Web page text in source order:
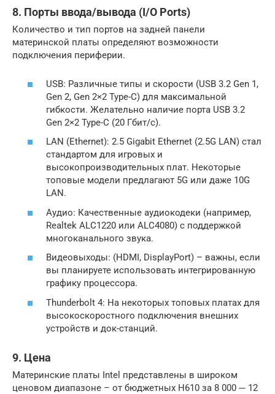
8. Порты ввода/вывода (I/O Ports)
Количество и тип портов на задней панели
материнской платы определяют возможности
подключения периферии.
USB: Различные типы и скорости (USB 3.2 Gen 1,
Gen 2, Gen 2×2 Type-C) для максимальной
гибкости. Желательно наличие порта USB 3.2
Gen 2×2 Type-C (20 Гбит/с).
LAN (Ethernet): 2.5 Gigabit Ethernet (2.5G LAN) стал
стандартом для игровых и
высокопроизводительных плат. Некоторые
топовые модели предлагают 5G или даже 10G
LAN.
Аудио: Качественные аудиокодеки (например,
Realtek ALC1220 или ALC4080) с поддержкой
многоканального звука.
Видеовыходы: (HDMI, DisplayPort) – важны, если
вы планируете использовать интегрированную
графику процессора.
Thunderbolt 4: На некоторых топовых платах для
высокоскоростного подключения внешних
устройств и док-станций.
9. Цена
Материнские платы Intel представлены в широком
ценовом диапазоне – от бюджетных H610 за 8 000 ─ 12